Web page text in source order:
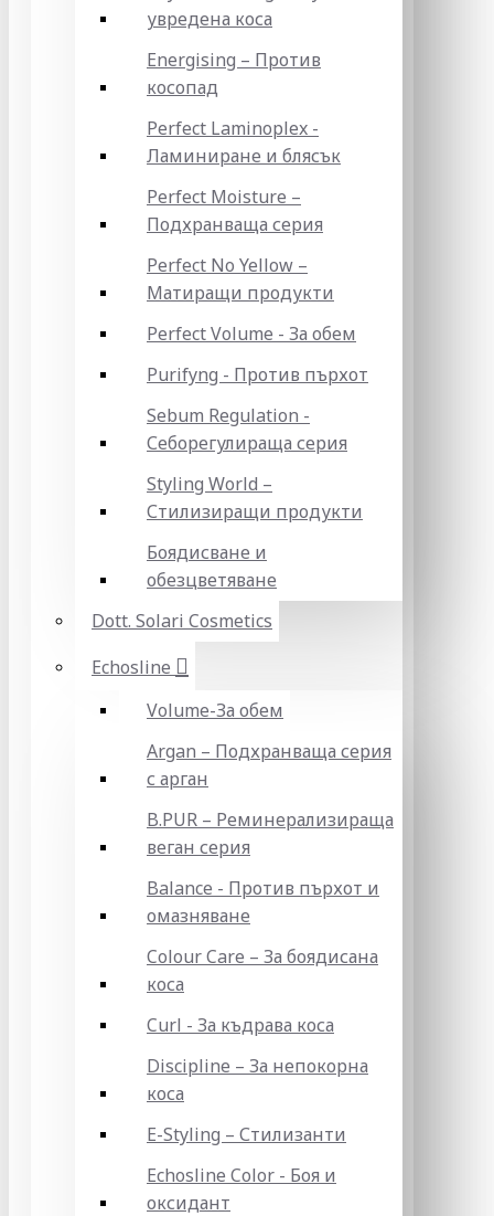
увредена коса
Energising – Против
косопад
Perfect Laminoplex -
Ламиниране и блясък
Perfect Moisture –
Подхранваща серия
Perfect No Yellow –
Матиращи продукти
Perfect Volume - За обем
Purifyng - Против пърхот
Sebum Regulation -
Себорегулираща серия
Styling World –
Стилизиращи продукти
Боядисване и
обезцветяване
Dott. Solari Cosmetics
Echosline
Volume-За обем
Argan – Подхранваща серия
с арган
B.PUR – Реминерализираща
веган серия
Balance - Против пърхот и
омазняване
Colour Care – За боядисана
коса
Curl - За къдрава коса
Discipline – За непокорна
коса
E-Styling – Стилизанти
Echosline Color - Боя и
оксидант